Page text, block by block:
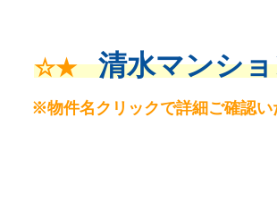
☆★清水マンシ
※物件名クリックで詳細ご確認い